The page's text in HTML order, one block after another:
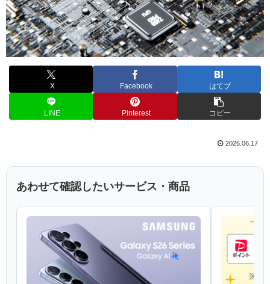
X Facebook はてブ
LINE Pinterest コピー
2026.06.17
あわせて確認したいサービス・商品